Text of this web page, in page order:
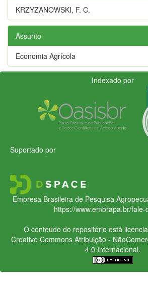
KRZYZANOWSKI, F. C.
Assunto
Economia Agrícola
Indexado por
Suportado por
Empresa Brasileira de Pesquisa
https://www.embrapa.br/fale-
O conteúdo do repositório está
Creative CommonsAtribuição -
4.0 Internacional.